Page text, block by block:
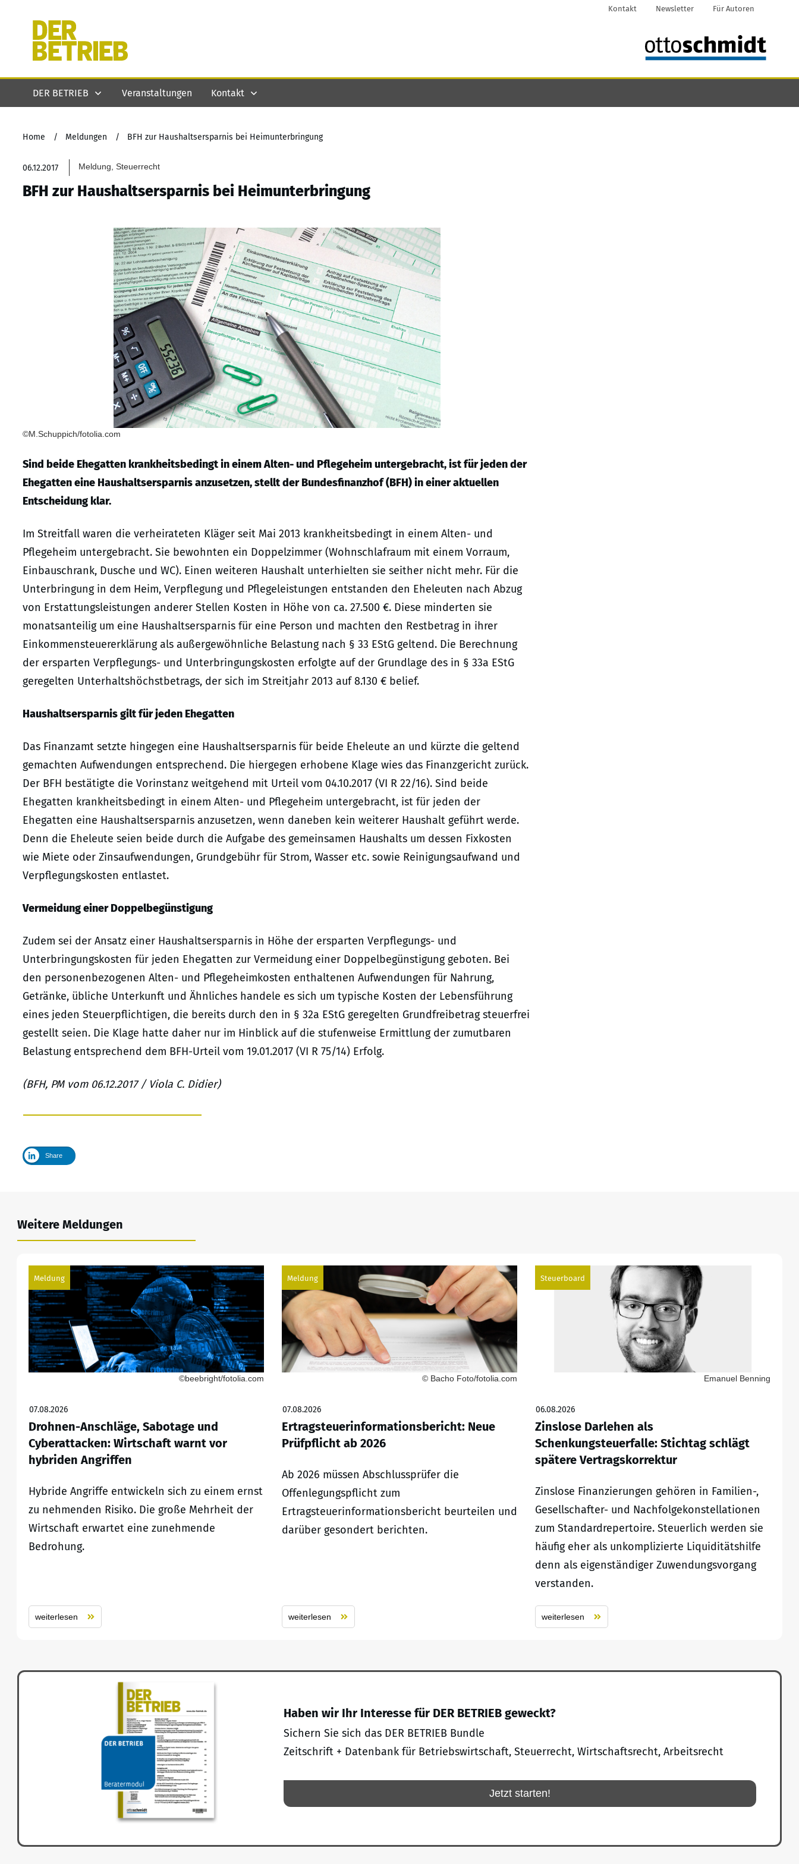
Kontakt Newsletter Für Autoren
DER BETRIEB Veranstaltungen Kontakt
Home / Meldungen / BFH zur Haushaltsersparnis bei Heimunterbringung
06.12.2017 Meldung, Steuerrecht
BFH zur Haushaltsersparnis bei Heimunterbringung
©M.Schuppich/fotolia.com
Sind beide Ehegatten krankheitsbedingt in einem Alten- und Pflegeheim untergebracht, ist für jeden der
Ehegatten eine Haushaltsersparnis anzusetzen, stellt der Bundesfinanzhof (BFH) in einer aktuellen
Entscheidung klar.
Im Streitfall waren die verheirateten Kläger seit Mai 2013 krankheitsbedingt in einem Alten- und
Pflegeheim untergebracht. Sie bewohnten ein Doppelzimmer (Wohnschlafraum mit einem Vorraum,
Einbauschrank, Dusche und WC). Einen weiteren Haushalt unterhielten sie seither nicht mehr. Für die
Unterbringung in dem Heim, Verpflegung und Pflegeleistungen entstanden den Eheleuten nach Abzug
von Erstattungsleistungen anderer Stellen Kosten in Höhe von ca. 27.500 €. Diese minderten sie
monatsanteilig um eine Haushaltsersparnis für eine Person und machten den Restbetrag in ihrer
Einkommensteuererklärung als außergewöhnliche Belastung nach § 33 EStG geltend. Die Berechnung
der ersparten Verpflegungs- und Unterbringungskosten erfolgte auf der Grundlage des in § 33a EStG
geregelten Unterhaltshöchstbetrags, der sich im Streitjahr 2013 auf 8.130 € belief.
Haushaltsersparnis gilt für jeden Ehegatten
Das Finanzamt setzte hingegen eine Haushaltsersparnis für beide Eheleute an und kürzte die geltend
gemachten Aufwendungen entsprechend. Die hiergegen erhobene Klage wies das Finanzgericht zurück.
Der BFH bestätigte die Vorinstanz weitgehend mit Urteil vom 04.10.2017 (VI R 22/16). Sind beide
Ehegatten krankheitsbedingt in einem Alten- und Pflegeheim untergebracht, ist für jeden der
Ehegatten eine Haushaltsersparnis anzusetzen, wenn daneben kein weiterer Haushalt geführt werde.
Denn die Eheleute seien beide durch die Aufgabe des gemeinsamen Haushalts um dessen Fixkosten
wie Miete oder Zinsaufwendungen, Grundgebühr für Strom, Wasser etc. sowie Reinigungsaufwand und
Verpflegungskosten entlastet.
Vermeidung einer Doppelbegünstigung
Zudem sei der Ansatz einer Haushaltsersparnis in Höhe der ersparten Verpflegungs- und
Unterbringungskosten für jeden Ehegatten zur Vermeidung einer Doppelbegünstigung geboten. Bei
den personenbezogenen Alten- und Pflegeheimkosten enthaltenen Aufwendungen für Nahrung,
Getränke, übliche Unterkunft und Ähnliches handele es sich um typische Kosten der Lebensführung
eines jeden Steuerpflichtigen, die bereits durch den in § 32a EStG geregelten Grundfreibetrag steuerfrei
gestellt seien. Die Klage hatte daher nur im Hinblick auf die stufenweise Ermittlung der zumutbaren
Belastung entsprechend dem BFH-Urteil vom 19.01.2017 (VI R 75/14) Erfolg.
(BFH, PM vom 06.12.2017 / Viola C. Didier)
Share
Weitere Meldungen
Meldung
©beebright/fotolia.com
07.08.2026
Drohnen-Anschläge, Sabotage und
Cyberattacken: Wirtschaft warnt vor
hybriden Angriffen
Hybride Angriffe entwickeln sich zu einem ernst
zu nehmenden Risiko. Die große Mehrheit der
Wirtschaft erwartet eine zunehmende
Bedrohung.
weiterlesen
Meldung
© Bacho Foto/fotolia.com
07.08.2026
Ertragsteuerinformationsbericht: Neue
Prüfpflicht ab 2026
Ab 2026 müssen Abschlussprüfer die
Offenlegungspflicht zum
Ertragsteuerinformationsbericht beurteilen und
darüber gesondert berichten.
weiterlesen
Steuerboard
Emanuel Benning
06.08.2026
Zinslose Darlehen als
Schenkungsteuerfalle: Stichtag schlägt
spätere Vertragskorrektur
Zinslose Finanzierungen gehören in Familien-,
Gesellschafter- und Nachfolgekonstellationen
zum Standardrepertoire. Steuerlich werden sie
häufig eher als unkomplizierte Liquiditätshilfe
denn als eigenständiger Zuwendungsvorgang
verstanden.
weiterlesen
Haben wir Ihr Interesse für DER BETRIEB geweckt?
Sichern Sie sich das DER BETRIEB Bundle
Zeitschrift + Datenbank für Betriebswirtschaft, Steuerrecht, Wirtschaftsrecht, Arbeitsrecht
Jetzt starten!